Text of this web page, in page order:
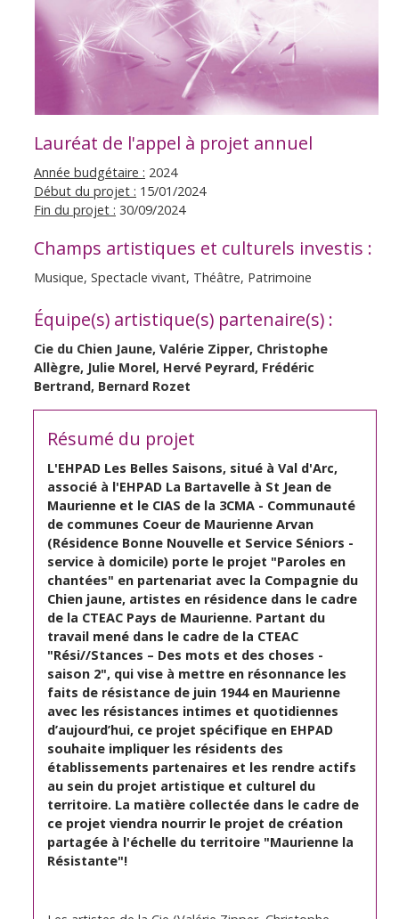
Lauréat de l'appel à projet annuel
Année budgétaire : 2024
Début du projet : 15/01/2024
Fin du projet : 30/09/2024
Champs artistiques et culturels investis :
Musique, Spectacle vivant, Théâtre, Patrimoine
Équipe(s) artistique(s) partenaire(s) :
Cie du Chien Jaune, Valérie Zipper, Christophe
Allègre, Julie Morel, Hervé Peyrard, Frédéric
Bertrand, Bernard Rozet
Résumé du projet
L'EHPAD Les Belles Saisons, situé à Val d'Arc,
associé à l'EHPAD La Bartavelle à St Jean de
Maurienne et le CIAS de la 3CMA - Communauté
de communes Coeur de Maurienne Arvan
(Résidence Bonne Nouvelle et Service Séniors -
service à domicile) porte le projet "Paroles en
chantées" en partenariat avec la Compagnie du
Chien jaune, artistes en résidence dans le cadre
de la CTEAC Pays de Maurienne. Partant du
travail mené dans le cadre de la CTEAC
"Rési//Stances – Des mots et des choses -
saison 2", qui vise à mettre en résonnance les
faits de résistance de juin 1944 en Maurienne
avec les résistances intimes et quotidiennes
d’aujourd’hui, ce projet spécifique en EHPAD
souhaite impliquer les résidents des
établissements partenaires et les rendre actifs
au sein du projet artistique et culturel du
territoire. La matière collectée dans le cadre de
ce projet viendra nourrir le projet de création
partagée à l'échelle du territoire "Maurienne la
Résistante"!